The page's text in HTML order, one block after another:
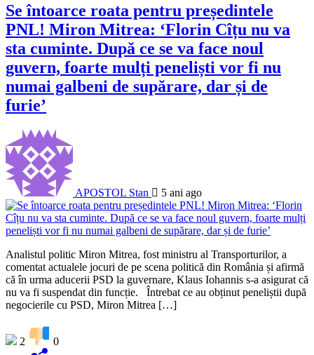
Se întoarce roata pentru președintele
PNL! Miron Mitrea: ‘Florin Cîțu nu va
sta cuminte. După ce se va face noul
guvern, foarte mulți peneliști vor fi nu
numai galbeni de supărare, dar și de
furie’
APOSTOL Stan 5 ani ago
Analistul politic Miron Mitrea, fost ministru al Transporturilor, a
comentat actualele jocuri de pe scena politică din România și afirmă
că în urma aducerii PSD la guvernare, Klaus Iohannis s-a asigurat că
nu va fi suspendat din funcție. Întrebat ce au obținut peneliștii după
negocierile cu PSD, Miron Mitrea […]
2
0